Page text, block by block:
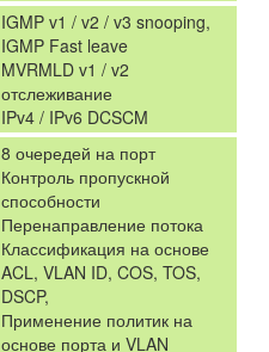
IGMP v1 / v2 / v3 snooping,
IGMP Fast leave
MVRMLD v1 / v2
отслеживание
IPv4 / IPv6 DCSCM
8 очередей на порт
Контроль пропускной
способности
Перенаправление потока
Классификация на основе
ACL, VLAN ID, COS, TOS,
DSCP,
Применение политик на
основе порта и VLAN